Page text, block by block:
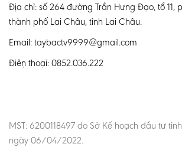
Địa chỉ: số 264 đường Trần Hưng Đạo, tổ 11,
thành phố Lai Châu, tỉnh Lai Châu.
Email: taybactv9999@gmail.com
Điện thoại: 0852.036.222
MST: 6200118497 do Sở Kế hoạch đầu tư
ngày 06/04/2022.